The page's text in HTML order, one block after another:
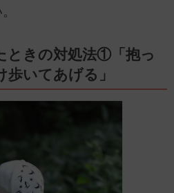
ときの対処法①「抱っ
いてあげる」